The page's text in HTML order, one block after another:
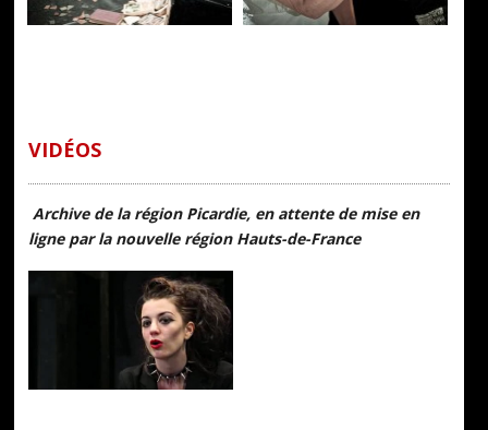
VIDÉOS
Archive de la région Picardie, en attente de mise en
ligne par la nouvelle région Hauts-de-France